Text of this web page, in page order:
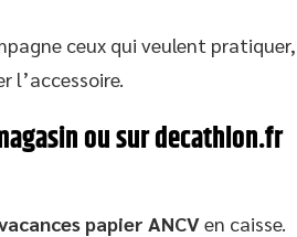
ceux qui veulent pratiquer,
l’accessoire.
ou sur decathlon.fr
papier ANCVen caisse.